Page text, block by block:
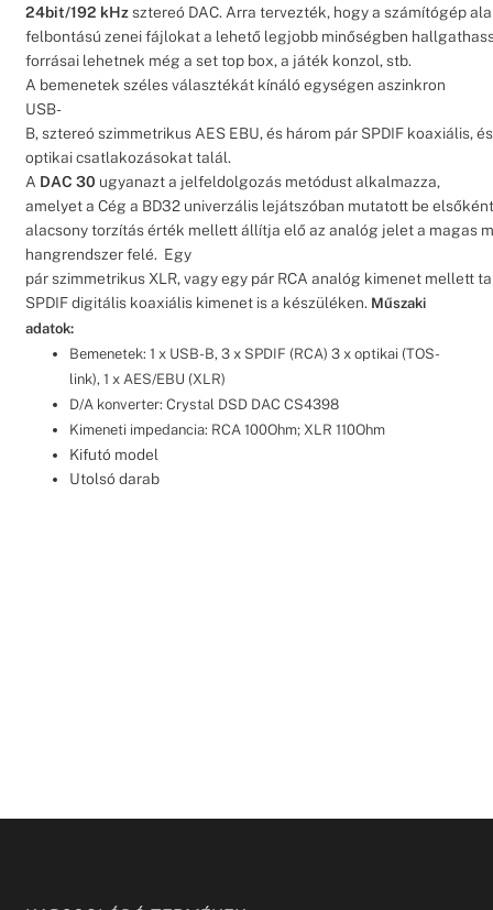
24bit/192 kHzsztereó DAC. Arra tervezték, hogy a számítógép
felbontású zenei fájlokat a lehető legjobb minőségben
forrásai lehetnek még a set top box, a játék konzol, stb.
A bemenetek széles választékát kínáló egységen aszinkron
USB-
B, sztereó szimmetrikus AES EBU, és három pár SPDIF koaxiális,
optikai csatlakozásokat talál.
A DAC 30 ugyanazt a jelfeldolgozás metódust alkalmazza,
amelyet a Cég a BD32 univerzális lejátszóban mutatott be
alacsony torzítás érték mellett állítja elő az analóg jelet a magas
hangrendszer felé. Egy
pár szimmetrikus XLR, vagy egy pár RCA analóg kimenet mellett
SPDIF digitális koaxiális kimenet is a készüléken. Műszaki
adatok:
Bemenetek: 1 x USB-B, 3 x SPDIF (RCA) 3 x optikai (TOS-
link), 1 x AES/EBU (XLR)
D/A konverter: Crystal DSD DAC CS4398
Kimeneti impedancia: RCA 100Ohm; XLR 110Ohm
Kifutó model
Utolsó darab